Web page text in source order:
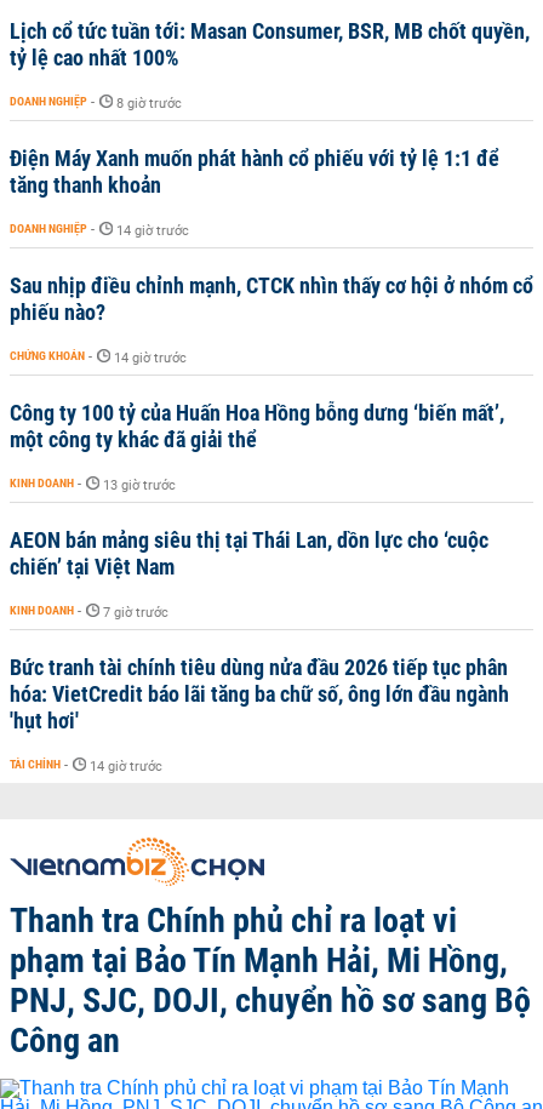
Lịch cổ tức tuần tới: Masan Consumer, BSR, MB chốt quyền,
tỷ lệ cao nhất 100%
DOANH NGHIỆP - 8 giờ trước
Điện Máy Xanh muốn phát hành cổ phiếu với tỷ lệ 1:1 để
tăng thanh khoản
DOANH NGHIỆP - 14 giờ trước
Sau nhịp điều chỉnh mạnh, CTCK nhìn thấy cơ hội ở nhóm cổ
phiếu nào?
CHỨNG KHOÁN - 14 giờ trước
Công ty 100 tỷ của Huấn Hoa Hồng bỗng dưng ‘biến mất’,
một công ty khác đã giải thể
KINH DOANH - 13 giờ trước
AEON bán mảng siêu thị tại Thái Lan, dồn lực cho ‘cuộc
chiến’ tại Việt Nam
KINH DOANH - 7 giờ trước
Bức tranh tài chính tiêu dùng nửa đầu 2026 tiếp tục phân
hóa: VietCredit báo lãi tăng ba chữ số, ông lớn đầu ngành
'hụt hơi'
TÀI CHÍNH - 14 giờ trước
Thanh tra Chính phủ chỉ ra loạt vi
phạm tại Bảo Tín Mạnh Hải, Mi Hồng,
PNJ, SJC, DOJI, chuyển hồ sơ sang Bộ
Công an